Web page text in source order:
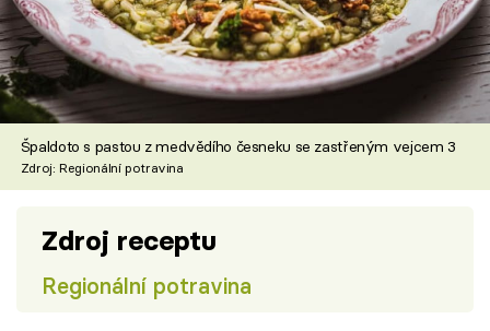
Špaldoto s pastou z medvědího česneku se zastřeným vejcem 3
Zdroj: Regionální potravina
Zdroj receptu
Regionální potravina